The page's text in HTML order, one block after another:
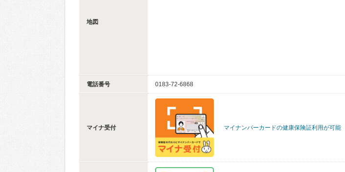
地図
電話番号 0183-72-6868
マイナ受付 マイナンバーカードの健康保険証利用が可能